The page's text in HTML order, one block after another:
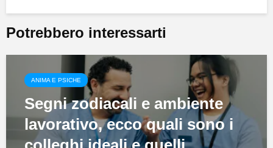
Potrebbero interessarti
ANIMA E PSICHE
Segni zodiacali e ambiente
lavorativo, ecco quali sono i